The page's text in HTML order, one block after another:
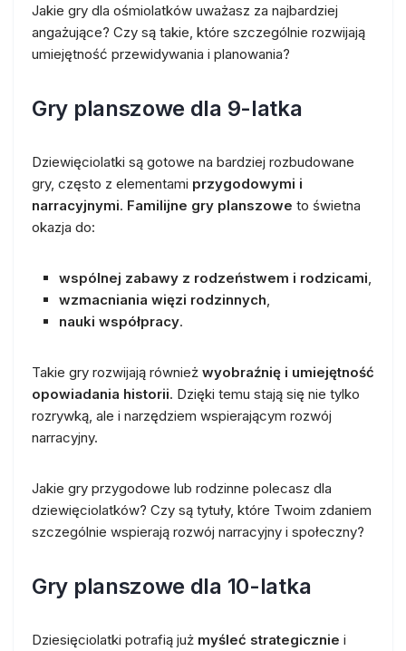
Jakie gry dla ośmiolatków uważasz za najbardziej
angażujące? Czy są takie, które szczególnie rozwijają
umiejętność przewidywania i planowania?
Gry planszowe dla 9-latka
Dziewięciolatki są gotowe na bardziej rozbudowane
gry, często z elementami przygodowymi i
narracyjnymi. Familijne gry planszowe to świetna
okazja do:
wspólnej zabawy z rodzeństwem i rodzicami,
wzmacniania więzi rodzinnych,
nauki współpracy.
Takie gry rozwijają również wyobraźnię i umiejętność
opowiadania historii. Dzięki temu stają się nie tylko
rozrywką, ale i narzędziem wspierającym rozwój
narracyjny.
Jakie gry przygodowe lub rodzinne polecasz dla
dziewięciolatków? Czy są tytuły, które Twoim zdaniem
szczególnie wspierają rozwój narracyjny i społeczny?
Gry planszowe dla 10-latka
Dziesięciolatki potrafią już myśleć strategicznie i